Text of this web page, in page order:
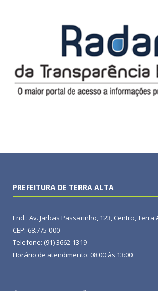
PREFEITURA DE TERRA ALTA
End.: Av. Jarbas Passarinho, 123, Centro, Terra
CEP: 68.775-000
Telefone: (91) 3662-1319
Horário de atendimento: 08:00 às 13:00